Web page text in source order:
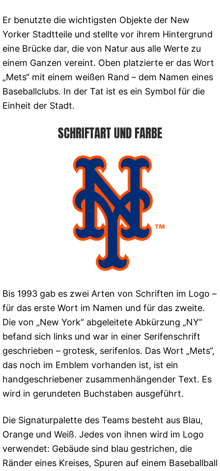
Er benutzte die wichtigsten Objekte der New
Yorker Stadtteile und stellte vor ihrem Hintergrund
eine Brücke dar, die von Natur aus alle Werte zu
einem Ganzen vereint. Oben platzierte er das Wort
„Mets“ mit einem weißen Rand – dem Namen eines
Baseballclubs. In der Tat ist es ein Symbol für die
Einheit der Stadt.
SCHRIFTART UND FARBE
Bis 1993 gab es zwei Arten von Schriften im Logo –
für das erste Wort im Namen und für das zweite.
Die von „New York“ abgeleitete Abkürzung „NY“
befand sich links und war in einer Serifenschrift
geschrieben – grotesk, serifenlos. Das Wort „Mets“,
das noch im Emblem vorhanden ist, ist ein
handgeschriebener zusammenhängender Text. Es
wird in gerundeten Buchstaben ausgeführt.
Die Signaturpalette des Teams besteht aus Blau,
Orange und Weiß. Jedes von ihnen wird im Logo
verwendet: Gebäude sind blau gestrichen, die
Ränder eines Kreises, Spuren auf einem Baseballball